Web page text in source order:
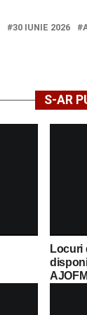
30 IUNIE 2026
S-AR
Locuri